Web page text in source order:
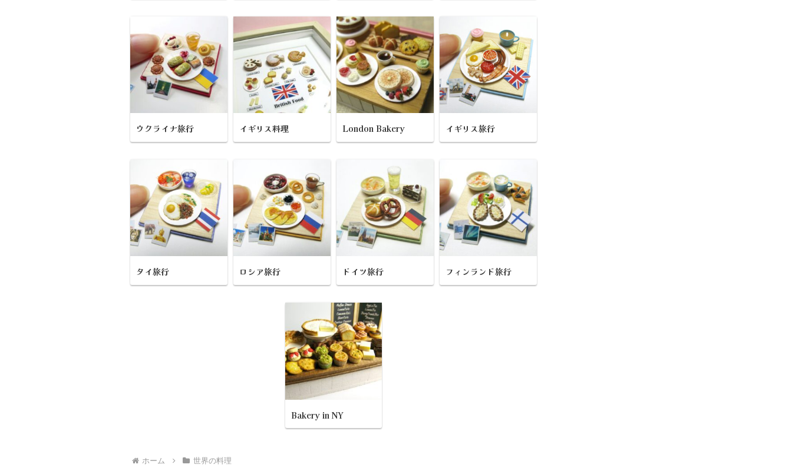
ウクライナ旅行 イギリス料理 London Bakery イギリス旅行
タイ旅行 ロシア旅行 ドイツ旅行 フィンランド旅行
Bakery in NY
ホーム 世界の料理